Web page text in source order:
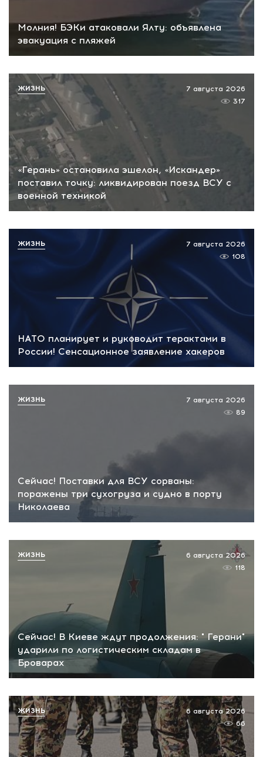
Молния! БЭКи атаковали Ялту: объявлена
эвакуация с пляжей
«Герань» остановила эшелон, «Искандер»
поставил точку: ликвидирован поезд ВСУ с
военной техникой
7 августа 2026
317
ЖИЗНЬ
НАТО планирует и руководит терактами в
России! Сенсационное заявление хакеров
7 августа 2026
108
ЖИЗНЬ
Сейчас! Поставки для ВСУ сорваны:
поражены три сухогруза и судно в порту
Николаева
7 августа 2026
89
ЖИЗНЬ
Сейчас! В Киеве ждут продолжения: " Герани"
ударили по логистическим складам в
Броварах
6 августа 2026
118
ЖИЗНЬ
6 августа 2026
66
ЖИЗНЬ